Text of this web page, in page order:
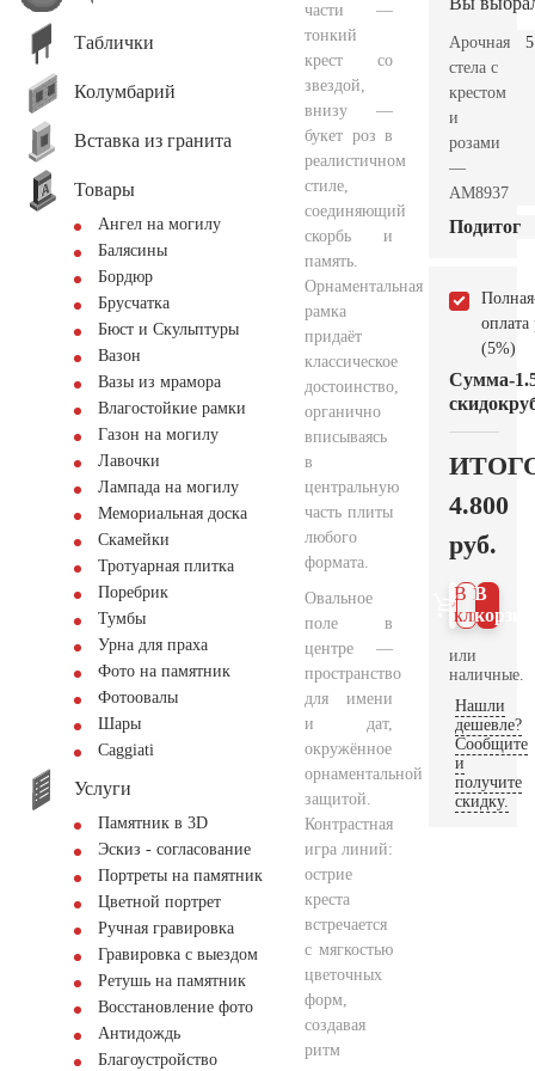
Таблички
Колумбарий
Вставка из гранита
Товары
Ангел на могилу
Балясины
Бордюр
Брусчатка
Бюст и Скульптуры
Вазон
Вазы из мрамора
Влагостойкие рамки
Газон на могилу
Лавочки
Лампада на могилу
Мемориальная доска
Скамейки
Тротуарная плитка
Поребрик
Тумбы
Урна для праха
Фото на памятник
Фотоовалы
Шары
Сaggiati
Услуги
Памятник в 3D
Эскиз - согласование
Портреты на памятник
Цветной портрет
Ручная гравировка
Гравировка с выездом
Ретушь на памятник
Восстановление фото
Антидождь
Благоустройство
части —
тонкий
крест со
звездой,
внизу —
букет роз в
реалистичном
стиле,
соединяющий
скорбь и
память.
Орнаментальная
рамка
придаёт
классическое
достоинство,
органично
вписываясь
в
центральную
часть плиты
любого
формата.
Овальное
поле в
центре —
пространство
для имени
и дат,
окружённое
орнаментальной
защитой.
Контрастная
игра линий:
острие
креста
встречается
с мягкостью
цветочных
форм,
создавая
ритм
Арочная
стела с
крестом
и
розами
—
AM8937
Подитог
Полная
оплата
(5%)
Сумма
скидок
-
4.800
руб.
В
В 1
клик
или
наличные.
Нашли
дешевле?
Сообщите
и
получите
скидку.